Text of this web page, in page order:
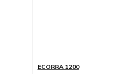
ECORRA 1200